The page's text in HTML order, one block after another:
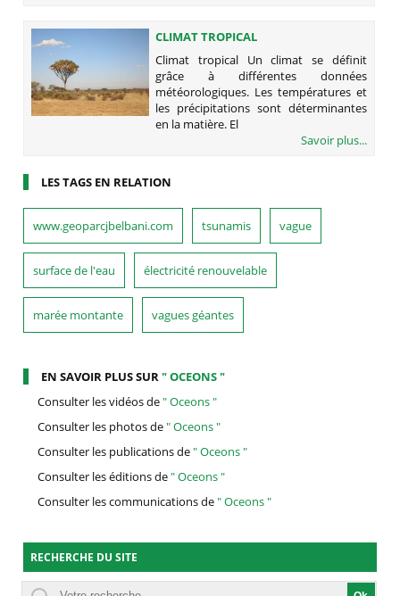
CLIMAT TROPICAL
Climat tropical Un climat se définit
grâce à différentes données
météorologiques. Les températures et
les précipitations sont déterminantes
en la matière. El
Savoir plus...
LES TAGS EN RELATION
www.geoparcjbelbani.com tsunamis vague
surface de l'eau électricité renouvelable
marée montante vagues géantes
EN SAVOIR PLUS SUR" OCEONS "
Consulter les vidéos de" Oceons "
Consulter les photos de" Oceons "
Consulter les publications de" Oceons "
Consulter les éditions de" Oceons "
Consulter les communications de" Oceons "
RECHERCHE DU SITE